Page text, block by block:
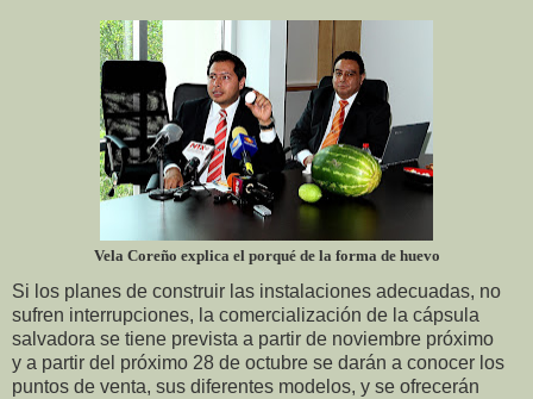
Vela Coreño explica el porqué de la forma de huevo
Si los planes de construir las instalaciones adecuadas, no
sufren interrupciones, la comercialización de la cápsula
salvadora se tiene prevista a partir de noviembre próximo
y a partir del próximo 28 de octubre se darán a conocer los
puntos de venta, sus diferentes modelos, y se ofrecerán